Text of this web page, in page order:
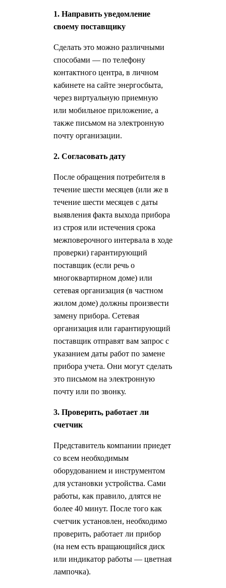
1. Направить уведомление
своему поставщику
Сделать это можно различными
способами — по телефону
контактного центра, в личном
кабинете на сайте энергосбыта,
через виртуальную приемную
или мобильное приложение, а
также письмом на электронную
почту организации.
2. Согласовать дату
После обращения потребителя в
течение шести месяцев (или же в
течение шести месяцев с даты
выявления факта выхода прибора
из строя или истечения срока
межповерочного интервала в ходе
проверки) гарантирующий
поставщик (если речь о
многоквартирном доме) или
сетевая организация (в частном
жилом доме) должны произвести
замену прибора. Сетевая
организация или гарантирующий
поставщик отправят вам запрос с
указанием даты работ по замене
прибора учета. Они могут сделать
это письмом на электронную
почту или по звонку.
3. Проверить, работает ли
счетчик
Представитель компании приедет
со всем необходимым
оборудованием и инструментом
для установки устройства. Сами
работы, как правило, длятся не
более 40 минут. После того как
счетчик установлен, необходимо
проверить, работает ли прибор
(на нем есть вращающийся диск
или индикатор работы — цветная
лампочка).